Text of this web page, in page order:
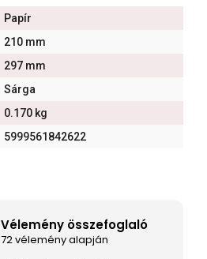
Papír
210 mm
297 mm
Sárga
0.170 kg
5999561842622
Vélemény összefoglaló
72 vélemény alapján